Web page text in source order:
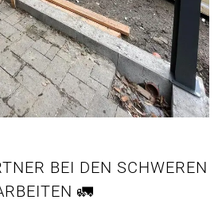
BEI DEN SCHWEREN
🚛